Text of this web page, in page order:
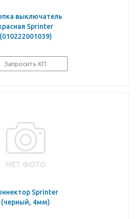
выключатель
Sprinter
(010222001039)
Запросить КП
Sprinter
(черный, 4мм)